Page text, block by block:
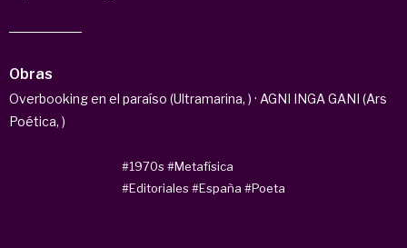
Obras
Overbooking en el paraíso (Ultramarina, ) · AGNI INGA GANI (Ars
Poética, )
#1970s #Metafísica
#Editoriales #España #Poeta